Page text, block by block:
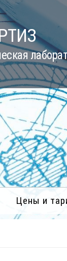
Цены и